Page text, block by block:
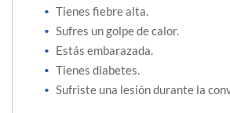
Tienes fiebre alta.
Sufres un golpe de calor.
Estás embarazada.
Tienes diabetes.
Sufriste una lesión durante la